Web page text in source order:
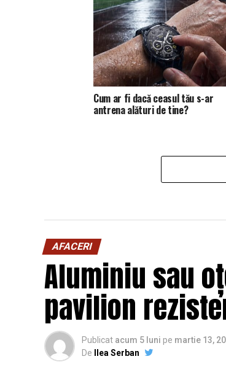
Cum ar fi dacă ceasul tău s-ar
antrena alături de tine?
AFACERI
Aluminiu sau
pavilion
Publicat acum 5 luni pe martie 13,
De
Ilea Serban